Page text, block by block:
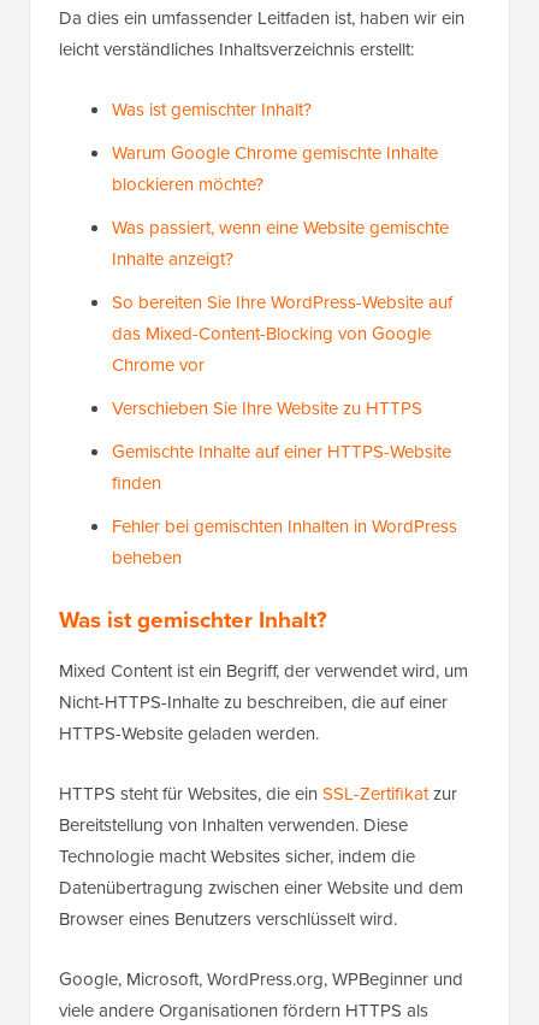
Da dies ein umfassender Leitfaden ist, haben wir ein
leicht verständliches Inhaltsverzeichnis erstellt:
Was ist gemischter Inhalt?
Warum Google Chrome gemischte Inhalte
blockieren möchte?
Was passiert, wenn eine Website gemischte
Inhalte anzeigt?
So bereiten Sie Ihre WordPress-Website auf
das Mixed-Content-Blocking von Google
Chrome vor
Verschieben Sie Ihre Website zu HTTPS
Gemischte Inhalte auf einer HTTPS-Website
finden
Fehler bei gemischten Inhalten in WordPress
beheben
Was ist gemischter Inhalt?
Mixed Content ist ein Begriff, der verwendet wird, um
Nicht-HTTPS-Inhalte zu beschreiben, die auf einer
HTTPS-Website geladen werden.
HTTPS steht für Websites, die ein SSL-Zertifikatzur
Bereitstellung von Inhalten verwenden. Diese
Technologie macht Websites sicher, indem die
Datenübertragung zwischen einer Website und dem
Browser eines Benutzers verschlüsselt wird.
Google, Microsoft, WordPress.org, WPBeginner und
viele andere Organisationen fördern HTTPS als